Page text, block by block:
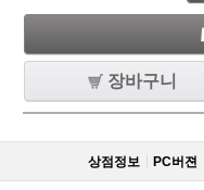
장바구니
상점정보 PC버젼